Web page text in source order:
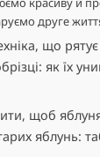
друге
що
як їх
щоб
яблунь: